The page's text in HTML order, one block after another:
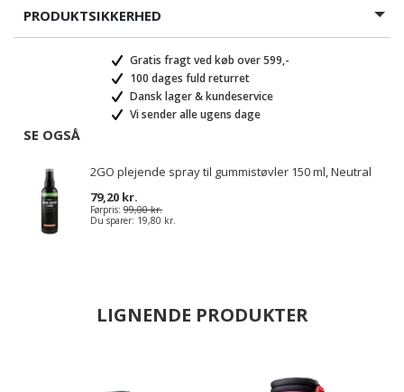
PRODUKTSIKKERHED
Gratis fragt ved køb over 599,-
100 dages fuld returret
Dansk lager & kundeservice
Vi sender alle ugens dage
SE OGSÅ
2GO plejende spray til gummistøvler 150 ml, Neutral
79,20 kr.
Førpris: 99,00 kr.
Du sparer: 19,80 kr.
LIGNENDE PRODUKTER